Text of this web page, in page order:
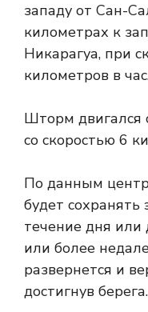
западу от Сан-
километрах к
Никарагуа, при
километров в
Шторм двигался
со скоростью 6
По данным
будет
течение дня или
или более
развернется и
достигнув берега.